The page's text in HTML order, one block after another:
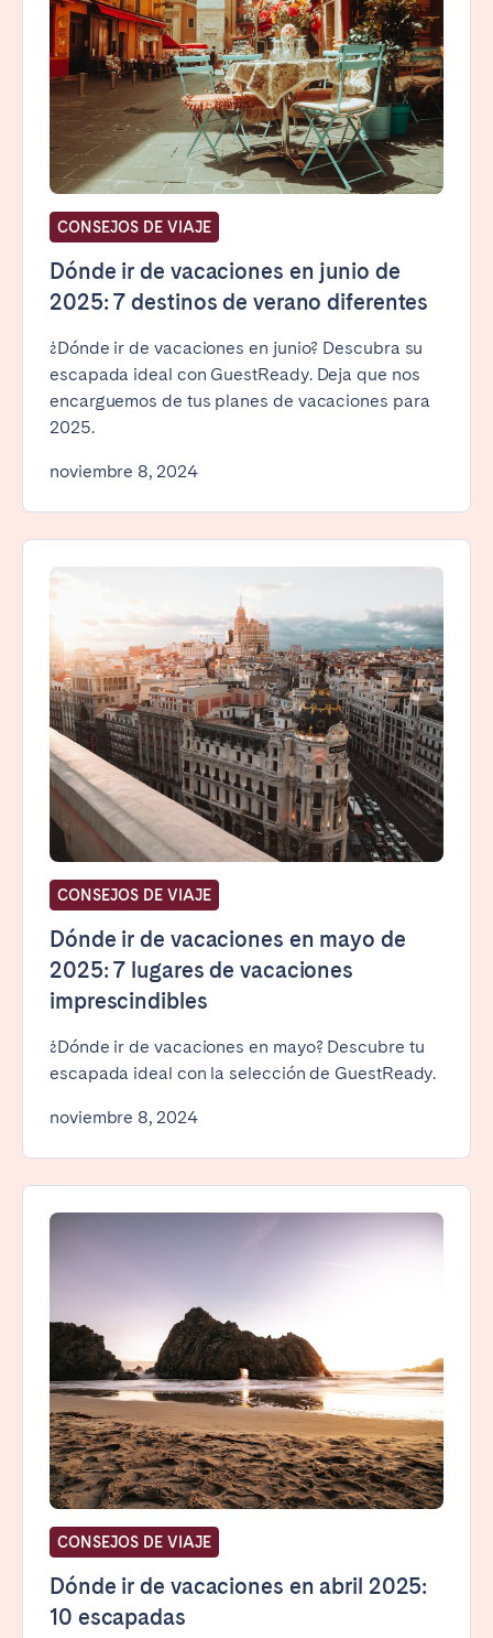
CONSEJOS DE VIAJE
Dónde ir de vacaciones en junio de
2025: 7 destinos de verano diferentes
¿Dónde ir de vacaciones en junio? Descubra su
escapada ideal con GuestReady. Deja que nos
encarguemos de tus planes de vacaciones para
2025.
noviembre 8, 2024
CONSEJOS DE VIAJE
Dónde ir de vacaciones en mayo de
2025: 7 lugares de vacaciones
imprescindibles
¿Dónde ir de vacaciones en mayo? Descubre tu
escapada ideal con la selección de GuestReady.
noviembre 8, 2024
CONSEJOS DE VIAJE
Dónde ir de vacaciones en abril 2025:
10 escapadas